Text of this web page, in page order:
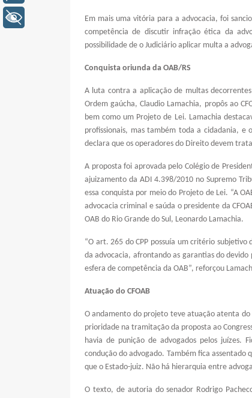
Em mais uma vitória para a advocacia, foi
competência de discutir infração ética da
possibilidade de o Judiciário aplicar multa a
Conquista oriunda da OAB/RS
A luta contra a aplicação de multas
Ordem gaúcha, Claudio Lamachia, propôs ao
bem como um Projeto de Lei. Lamachia
profissionais, mas também toda a cidadania,
declara que os operadores do Direito devem
A proposta foi aprovada pelo Colégio de
ajuizamento da ADI 4.398/2010 no Supremo
essa conquista por meio do Projeto de Lei. “A
advocacia criminal e saúda o presidente da
OAB do Rio Grande do Sul, Leonardo Lamachia.
“O art. 265 do CPP possuía um critério
da advocacia, afrontando as garantias do
esfera de competência da OAB”, reforçou
Atuação do CFOAB
O andamento do projeto teve atuação atenta do
prioridade na tramitação da proposta ao
havia de punição de advogados pelos juízes.
condução do advogado. Também fica
que o Estado-juiz. Não há hierarquia entre
O texto, de autoria do senador Rodrigo
+ Acessibilidade